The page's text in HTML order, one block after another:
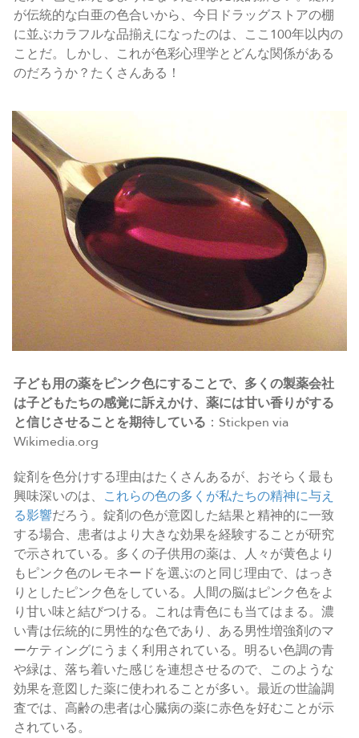
が伝統的な白亜の色合いから、今日ドラッグストアの棚
に並ぶカラフルな品揃えになったのは、ここ100年以内の
ことだ。しかし、これが色彩心理学とどんな関係がある
のだろうか？たくさんある！
子ども用の薬をピンク色にすることで、多くの製薬会社
は子どもたちの感覚に訴えかけ、薬には甘い香りがする
と信じさせることを期待している ：Stickpen via
Wikimedia.org
錠剤を色分けする理由はたくさんあるが、おそらく最も
興味深いのは、 これらの色の多くが私たちの精神に与え
る影響だろう。錠剤の色が意図した結果と精神的に一致
する場合、患者はより大きな効果を経験することが研究
で示されている。多くの子供用の薬は、人々が黄色より
もピンク色のレモネードを選ぶのと同じ理由で、はっき
りとしたピンク色をしている。人間の脳はピンク色をよ
り甘い味と結びつける。これは青色にも当てはまる。濃
い青は伝統的に男性的な色であり、ある男性増強剤のマ
ーケティングにうまく利用されている。明るい色調の青
や緑は、落ち着いた感じを連想させるので、このような
効果を意図した薬に使われることが多い。最近の世論調
査では、高齢の患者は心臓病の薬に赤色を好むことが示
されている。